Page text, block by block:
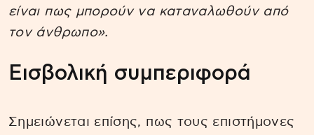
είναι πως μπορούν να καταναλωθούν από
τον άνθρωπο».
Εισβολική συμπεριφορά
Σημειώνεται επίσης, πως τους επιστήμονες